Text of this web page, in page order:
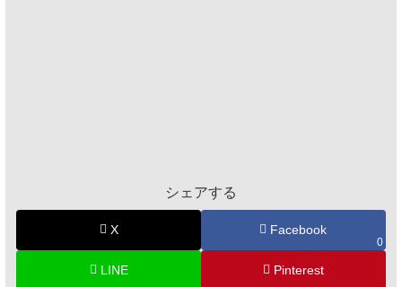
シェアする
X Facebook
0
LINE Pinterest